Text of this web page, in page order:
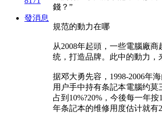
發消息
錢？”
規范的動力在哪
从2008年起頭，一些電腦廠
统，打造品牌。此中的動力，
据邓大勇先容，1998-2006年
用户手中持有条記本電腦约
占到10%?20%，今後每一年
年条記本的维修用度估计就有